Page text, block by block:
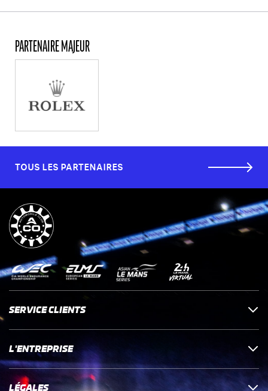
PARTENAIRE MAJEUR
TOUS LES PARTENAIRES
SERVICE CLIENTS
L'ENTREPRISE
LÉGALES